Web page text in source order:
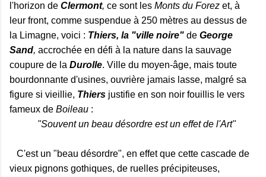
l'horizon de Clermont, ce sont les Monts du Forez et, à
leur front, comme suspendue à 250 mètres au dessus de
la Limagne, voici : Thiers, la "ville noire" de George
Sand, accrochée en défi à la nature dans la sauvage
coupure de la Durolle. Ville du moyen-âge, mais toute
bourdonnante d'usines, ouvrière jamais lasse, malgré sa
figure si vieillie, Thiers justifie en son noir fouillis le vers
fameux de Boileau :
"Souvent un beau désordre est un effet de l'Art"
C'est un "beau désordre", en effet que cette cascade de
vieux pignons gothiques, de ruelles précipiteuses,